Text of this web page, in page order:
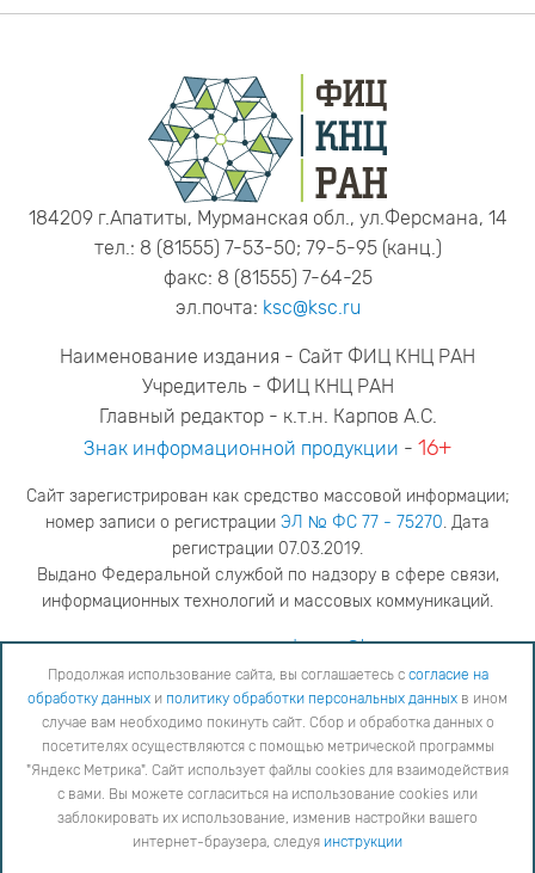
184209 г.Апатиты, Мурманская обл., ул.Ферсмана, 14
тел.: 8 (81555) 7-53-50; 79-5-95 (канц.)
факс: 8 (81555) 7-64-25
эл.почта: ksc@ksc.ru
Наименование издания - Сайт ФИЦ КНЦ РАН
Учредитель - ФИЦ КНЦ РАН
Главный редактор - к.т.н. Карпов А.С.
Знак информационной продукции - 16+
Сайт зарегистрирован как средство массовой информации;
номер записи о регистрации ЭЛ № ФС 77 - 75270. Дата
регистрации 07.03.2019.
Выдано Федеральной службой по надзору в сфере связи,
информационных технологий и массовых коммуникаций.
адрес редакцииya.stogova@ksc.ru
телефон редакции81555-79-516
Продолжая использование сайта, вы соглашаетесь с согласие на обработку данных
обработки персональных данных
в ином случае вам необходимо покинуть сайт. Сбор и обработка
данных о посетителях осуществляются с помощью метрической программы "Яндекс Метрика".
Сайт использует файлы cookies для взаимодействия с вами. Вы можете согласиться на
использование cookies или заблокировать их использование, изменив настройки вашего интернет-
Продолжая использование сайта, вы соглашаетесь с согласие на
обработку данных и политику обработки персональных данных в ином
случае вам необходимо покинуть сайт. Сбор и обработка данных о
посетителях осуществляются с помощью метрической программы
"Яндекс Метрика". Сайт использует файлы cookies для взаимодействия
с вами. Вы можете согласиться на использование cookies или
заблокировать их использование, изменив настройки вашего
интернет-браузера, следуя инструкции